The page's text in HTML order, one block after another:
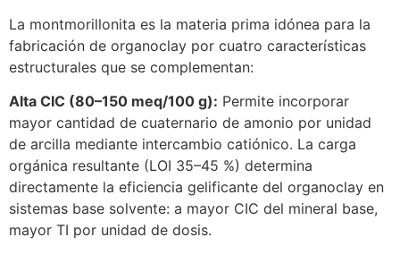
La montmorillonita es la materia prima idónea para la
fabricación de organoclay por cuatro características
estructurales que se complementan:
Alta CIC (80–150 meq/100 g): Permite incorporar
mayor cantidad de cuaternario de amonio por unidad
de arcilla mediante intercambio catiónico. La carga
orgánica resultante (LOI 35–45 %) determina
directamente la eficiencia gelificante del organoclay en
sistemas base solvente: a mayor CIC del mineral base,
mayor TI por unidad de dosis.